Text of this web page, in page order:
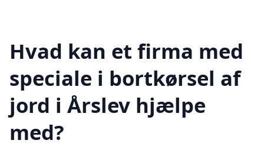
Hvad kan et firma med
speciale i bortkørsel af
jord i Årslev hjælpe
med?